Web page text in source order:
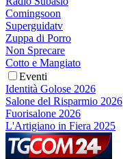
Comingsoon
Superguidatv
Zuppa di Porro
Non Sprecare
Cotto e Mangiato
Eventi
Identità Golose 2026
Salone del Risparmio 2026
Fuorisalone 2026
L'Artigiano in Fiera 2025